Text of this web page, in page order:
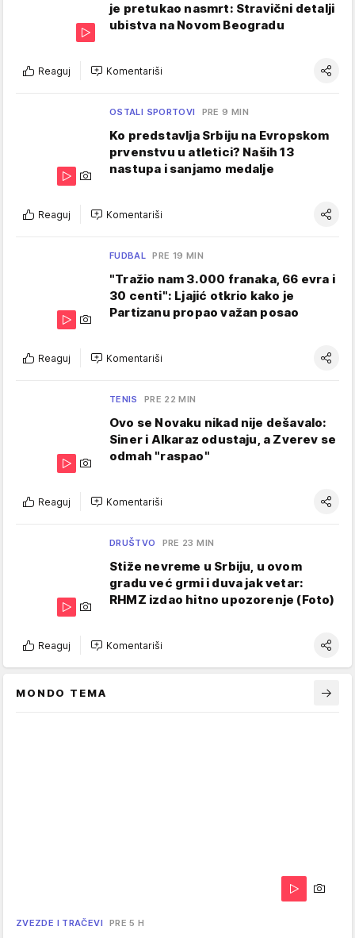
je pretukao nasmrt: Stravični detalji
ubistva na Novom Beogradu
Reaguj Komentariši
OSTALI SPORTOVI PRE 9 MIN
Ko predstavlja Srbiju na Evropskom
prvenstvu u atletici? Naših 13
nastupa i sanjamo medalje
Reaguj Komentariši
FUDBAL PRE 19 MIN
"Tražio nam 3.000 franaka, 66 evra i
30 centi": Ljajić otkrio kako je
Partizanu propao važan posao
Reaguj Komentariši
TENIS PRE 22 MIN
Ovo se Novaku nikad nije dešavalo:
Siner i Alkaraz odustaju, a Zverev se
odmah "raspao"
Reaguj Komentariši
DRUŠTVO PRE 23 MIN
Stiže nevreme u Srbiju, u ovom
gradu već grmi i duva jak vetar:
RHMZ izdao hitno upozorenje (Foto)
Reaguj Komentariši
MONDO TEMA
ZVEZDE I TRAČEVI PRE 5 H